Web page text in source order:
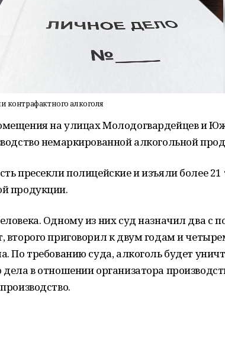
алкоголя
на улицах Молодогвардейцев и
немаркированной алкогольной
пресекли полицейские и изъяли более
продукции.
Одному из них суд назначил два с
второго приговорил к двум годам и
По требованию суда, алкоголь будет
в отношении организатора